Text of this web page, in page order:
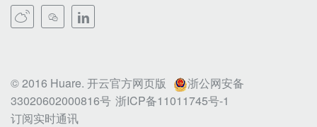
  
© 2016 Huare. 开云官方网页版
浙公网安备
33020602000816号 浙ICP备11011745号-1
订阅实时通讯